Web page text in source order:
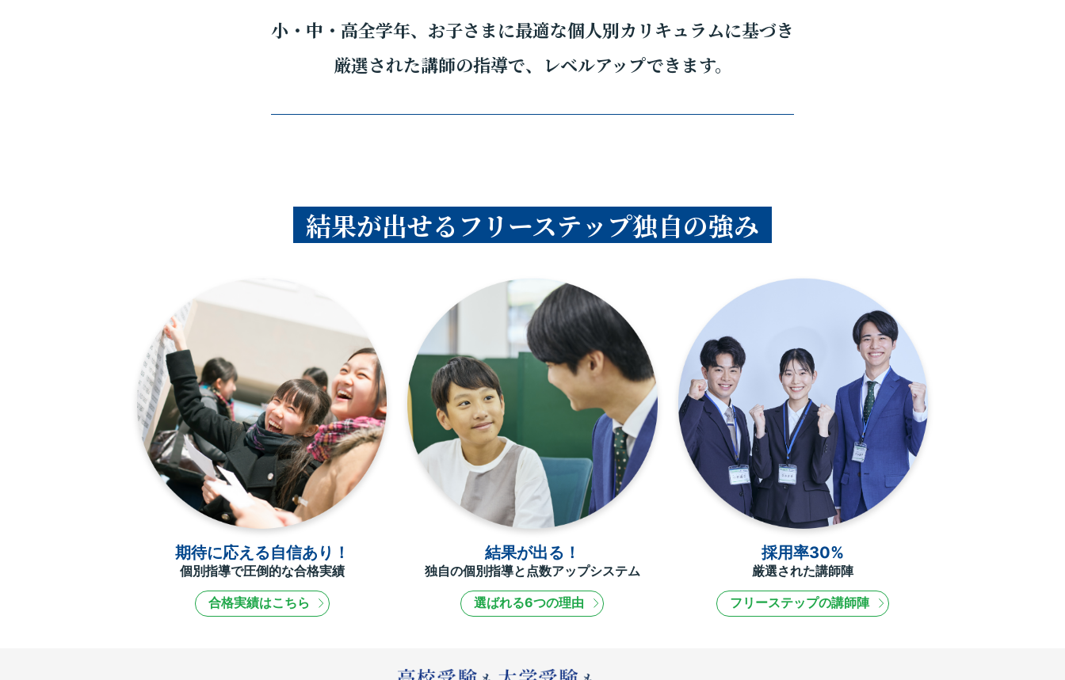
小・中・高全学年、お子さまに最適な個人別カリキュラムに基づき
厳選された講師の指導で、レベルアップできます。
結果が出せるフリーステップ独自の強み
期待に応える自信あり！
個別指導で圧倒的な合格実績
合格実績はこちら
結果が出る！
独自の個別指導と点数アップシステム
選ばれる6つの理由
採用率30%
厳選された講師陣
フリーステップの講師陣